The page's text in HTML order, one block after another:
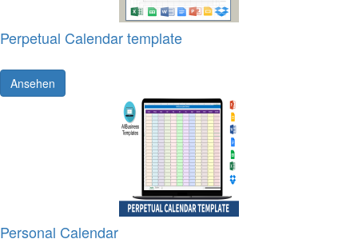
Perpetual Calendar template
Ansehen
Personal Calendar